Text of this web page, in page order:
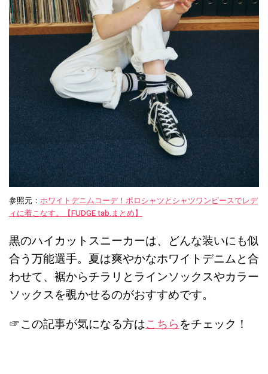
参照元： ホワイトデニムコーデ！ポロシャツとシャツワンピースでレデ
ィに着こなす。【FUDGE tab.まとめ】
黒のハイカットスニーカーは、どんな装いにも似
合う万能選手。夏は爽やかなホワイトデニムと合
わせて、裾からチラリとラインソックスやカラー
ソックスを覗かせるのがおすすめです。
☞この記事が気になる方はこちらをチェック！